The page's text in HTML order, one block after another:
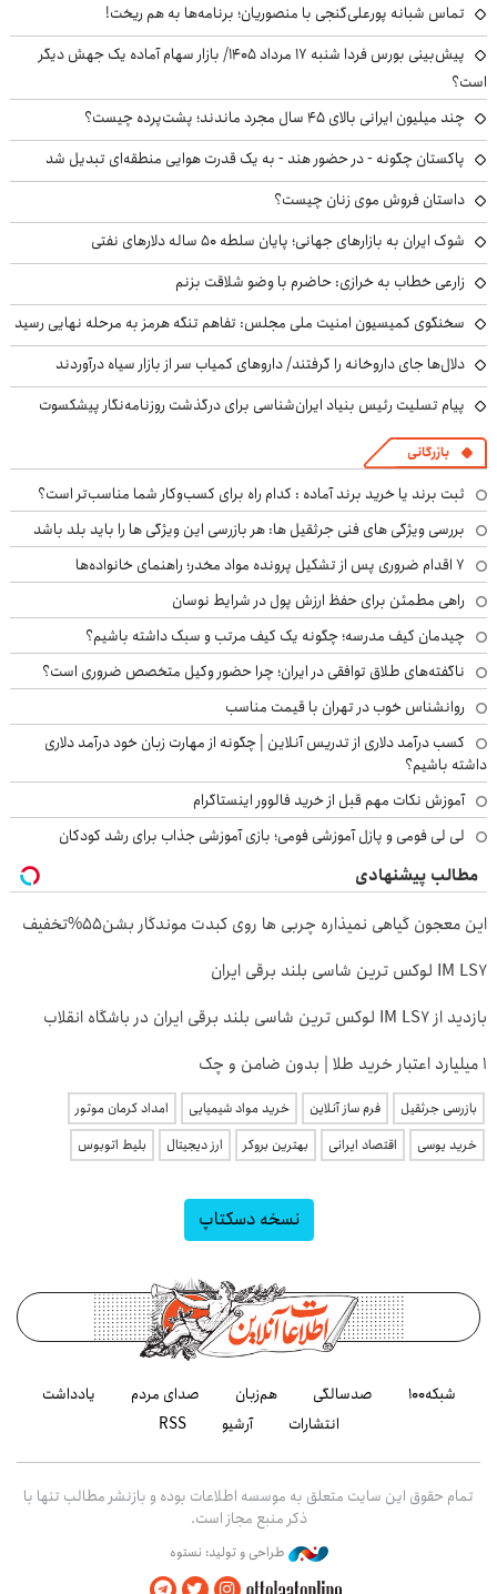
تماس شبانه پورعلی‌گنجی با منصوریان؛ برنامه‌ها به هم ریخت!
پیش‌بینی بورس فردا شنبه ۱۷ مرداد ۱۴۰۵/ بازار سهام آماده یک جهش دیگر
است؟
چند میلیون ایرانی بالای ۴۵ سال مجرد ماندند؛ پشت‌پرده چیست؟
پاکستان چگونه - در حضور هند - به یک قدرت هوایی منطقه‌ای تبدیل شد
داستان فروش موی زنان چیست؟
شوک ایران به بازارهای جهانی؛ پایان سلطه ۵۰ ساله دلارهای نفتی
زارعی خطاب به خرازی: حاضرم با وضو شلاقت بزنم
سخنگوی کمیسیون امنیت ملی مجلس: تفاهم تنگه هرمز به مرحله نهایی رسید
دلال‌ها جای داروخانه را گرفتند/ داروهای کمیاب سر از بازار سیاه درآوردند
پیام تسلیت رئیس بنیاد ایران‌شناسی برای درگذشت روزنامه‌نگار پیشکسوت
بازرگانی
ثبت برند یا خرید برند آماده : کدام راه برای کسب‌وکار شما مناسب‌تر است؟
بررسی ویژگی های فنی جرثقیل ها: هر بازرسی این ویژگی ها را باید بلد باشد
۷ اقدام ضروری پس از تشکیل پرونده مواد مخدر؛ راهنمای خانواده‌ها
راهی مطمئن برای حفظ ارزش پول در شرایط نوسان
چیدمان کیف مدرسه؛ چگونه یک کیف مرتب و سبک داشته باشیم؟
ناگفته‌های طلاق توافقی در ایران؛ چرا حضور وکیل متخصص ضروری است؟
روانشناس خوب در تهران با قیمت مناسب
کسب درآمد دلاری از تدریس آنلاین | چگونه از مهارت زبان خود درآمد دلاری
داشته باشیم؟
آموزش نکات مهم قبل از خرید فالوور اینستاگرام
لی لی فومی و پازل آموزشی فومی؛ بازی آموزشی جذاب برای رشد کودکان
مطالب پیشنهادی
این معجون گیاهی نمیذاره چربی ها روی کبدت موندگار بشن55%تخفیف
IM LS7 لوکس ترین شاسی بلند برقی ایران
بازدید از IM LS7 لوکس ترین شاسی بلند برقی ایران در باشگاه انقلاب
۱ میلیارد اعتبار خرید طلا | بدون ضامن و چک
بازرسی جرثقیل فرم ساز آنلاین خرید مواد شیمیایی
امداد کرمان موتور
خرید یوسی
اقتصاد ایرانی بهترین بروکر ارز دیجیتال بلیط اتوبوس
نسخه دسکتاپ
شبکه۱۰۰ صدسالگی هم‌زبان صدای مردم
یادداشت
انتشارات
آرشیو RSS
تمام حقوق این سایت متعلق به موسسه اطلاعات بوده و بازنشر مطالب تنها با
ذکر منبع مجاز است.
طراحی و تولید: نستوه